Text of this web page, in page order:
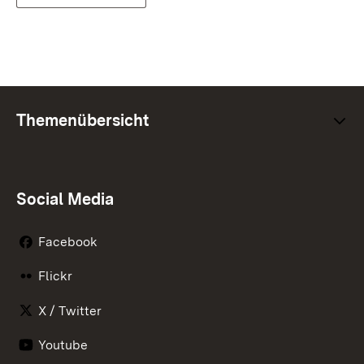
Themenübersicht
Social Media
Facebook
Flickr
X / Twitter
Youtube